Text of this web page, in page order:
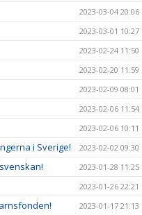
2023-03-04 20:06
2023-03-01 10:27
2023-02-24 11:50
2023-02-20 11:59
2023-02-09 08:01
2023-02-06 11:54
2023-02-06 10:11
i Sverige! 2023-02-02 09:30
2023-01-28 11:25
2023-01-26 22:21
2023-01-17 21:13